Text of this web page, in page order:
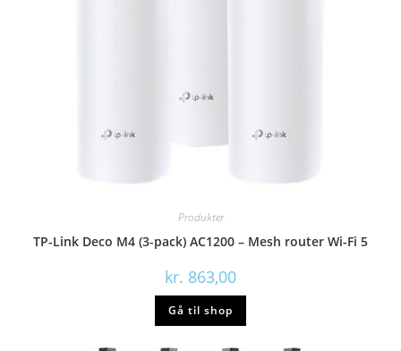
Produkter
TP-Link Deco M4 (3-pack) AC1200 – Mesh router Wi-Fi 5
kr. 863,00
Gå til shop